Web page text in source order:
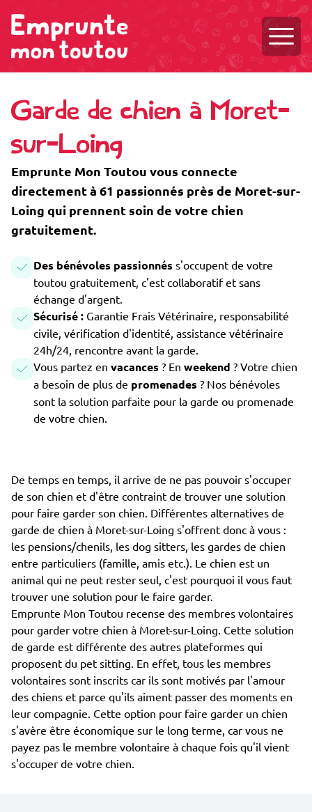
Garde de chien à Moret-
sur-Loing
Emprunte Mon Toutou vous connecte
directement à 61 passionnés près de Moret-sur-
Loing qui prennent soin de votre chien
gratuitement.
Des bénévoles passionnés s'occupent de votre
toutou gratuitement, c'est collaboratif et sans
échange d'argent.
Sécurisé : Garantie Frais Vétérinaire, responsabilité
civile, vérification d'identité, assistance vétérinaire
24h/24, rencontre avant la garde.
Vous partez en vacances ? En weekend ? Votre chien
a besoin de plus de promenades ? Nos bénévoles
sont la solution parfaite pour la garde ou promenade
de votre chien.
De temps en temps, il arrive de ne pas pouvoir s'occuper
de son chien et d'être contraint de trouver une solution
pour faire garder son chien. Différentes alternatives de
garde de chien à Moret-sur-Loing s'offrent donc à vous :
les pensions/chenils, les dog sitters, les gardes de chien
entre particuliers (famille, amis etc.). Le chien est un
animal qui ne peut rester seul, c'est pourquoi il vous faut
trouver une solution pour le faire garder.
Emprunte Mon Toutou recense des membres volontaires
pour garder votre chien à Moret-sur-Loing. Cette solution
de garde est différente des autres plateformes qui
proposent du pet sitting. En effet, tous les membres
volontaires sont inscrits car ils sont motivés par l'amour
des chiens et parce qu'ils aiment passer des moments en
leur compagnie. Cette option pour faire garder un chien
s'avère être économique sur le long terme, car vous ne
payez pas le membre volontaire à chaque fois qu'il vient
s'occuper de votre chien.